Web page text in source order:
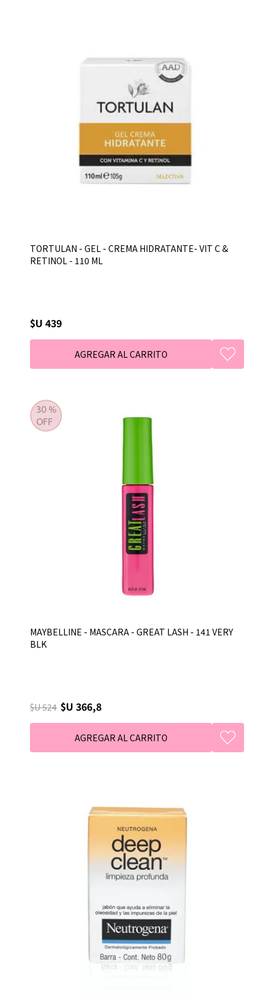
TORTULAN - GEL - CREMA HIDRATANTE- VIT C &
RETINOL - 110 ML
$U 439
MAYBELLINE - MASCARA - GREAT LASH - 141 VERY
BLK
$U 524 $U 366,8